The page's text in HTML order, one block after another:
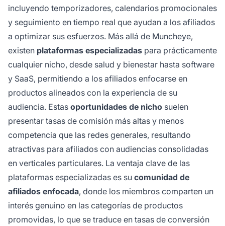
incluyendo temporizadores, calendarios promocionales
y seguimiento en tiempo real que ayudan a los afiliados
a optimizar sus esfuerzos. Más allá de Muncheye,
existen plataformas especializadas para prácticamente
cualquier nicho, desde salud y bienestar hasta software
y SaaS, permitiendo a los afiliados enfocarse en
productos alineados con la experiencia de su
audiencia. Estas oportunidades de nicho suelen
presentar tasas de comisión más altas y menos
competencia que las redes generales, resultando
atractivas para afiliados con audiencias consolidadas
en verticales particulares. La ventaja clave de las
plataformas especializadas es su comunidad de
afiliados enfocada, donde los miembros comparten un
interés genuino en las categorías de productos
promovidas, lo que se traduce en tasas de conversión